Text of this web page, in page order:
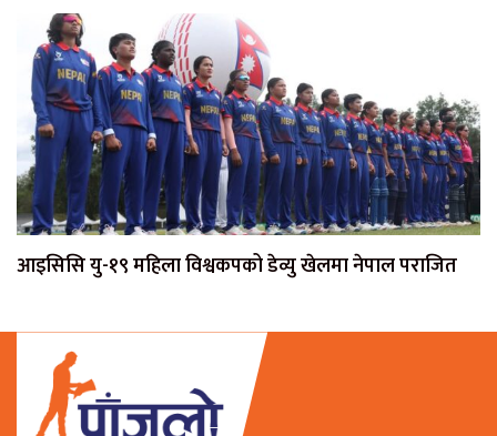
आइसिसि यु-१९ महिला विश्वकपको डेव्यु खेलमा नेपाल पराजित